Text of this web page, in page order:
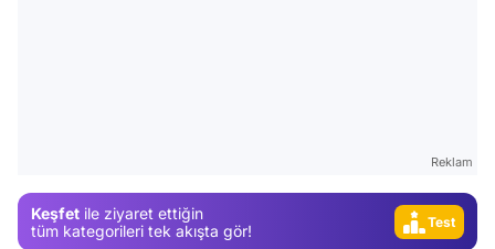
Reklam
Keşfet ile ziyaret ettiğin
tüm kategorileri tek akışta gör!
Video
Test
Gündem